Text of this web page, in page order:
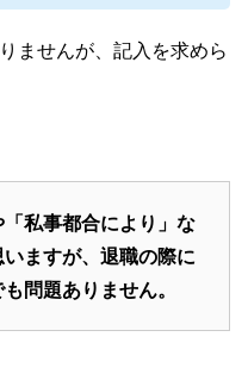
ませんが、記入を求めら
私事都合により」な
ますが、退職の際に
問題ありません。